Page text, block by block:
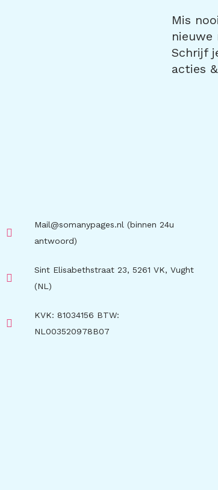
Mis
nieuwe
Schrijf
acties
Mail@somanypages.nl (binnen 24u
antwoord)
Sint Elisabethstraat 23, 5261 VK, Vught
(NL)
KVK: 81034156 BTW:
NL003520978B07